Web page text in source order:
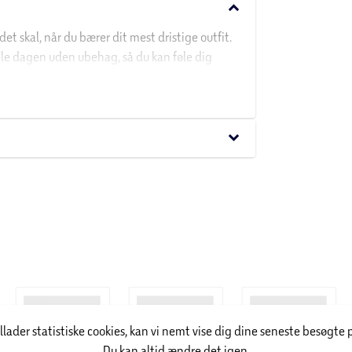
keyboard_arrow_down
skal, når du bærer dit mest dristige outfit.
dagen uden ubehag, så du kan føle dig
til dybe udskæringer. Den er nem at
partner.
keyboard_arrow_down
statistiske cookies, kan vi nemt vise dig dine seneste besøgte